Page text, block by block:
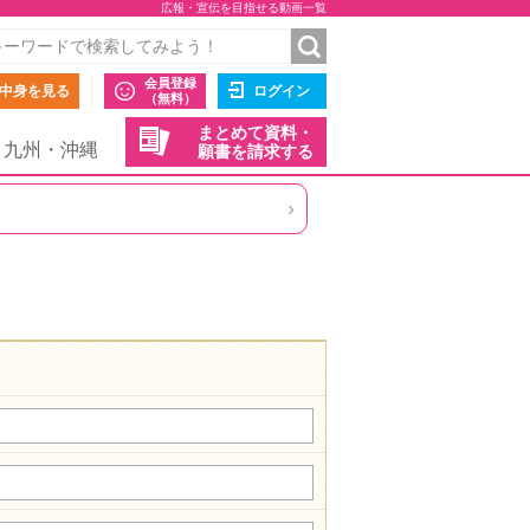
広報・宣伝を目指せる動画一覧
身を見る
会員登録
（無料）
ログイン
まとめて資料・
願書を請求する
九州・沖縄
›